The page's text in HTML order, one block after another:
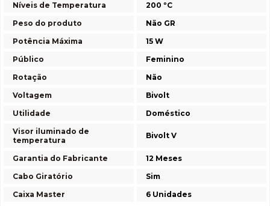
Níveis de Temperatura
200 ºC
Peso do produto
Não GR
Potência Máxima
15 W
Público
Feminino
Rotação
Não
Voltagem
Bivolt
Utilidade
Doméstico
Visor iluminado de
temperatura
Bivolt V
Garantia do Fabricante
12 Meses
Cabo Giratório
Sim
Caixa Master
6 Unidades